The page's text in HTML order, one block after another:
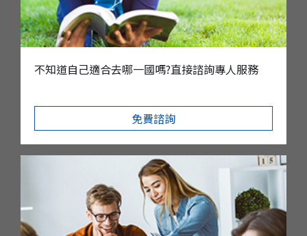
不知道自己適合去哪一國嗎?直接諮詢專人服務
免費諮詢